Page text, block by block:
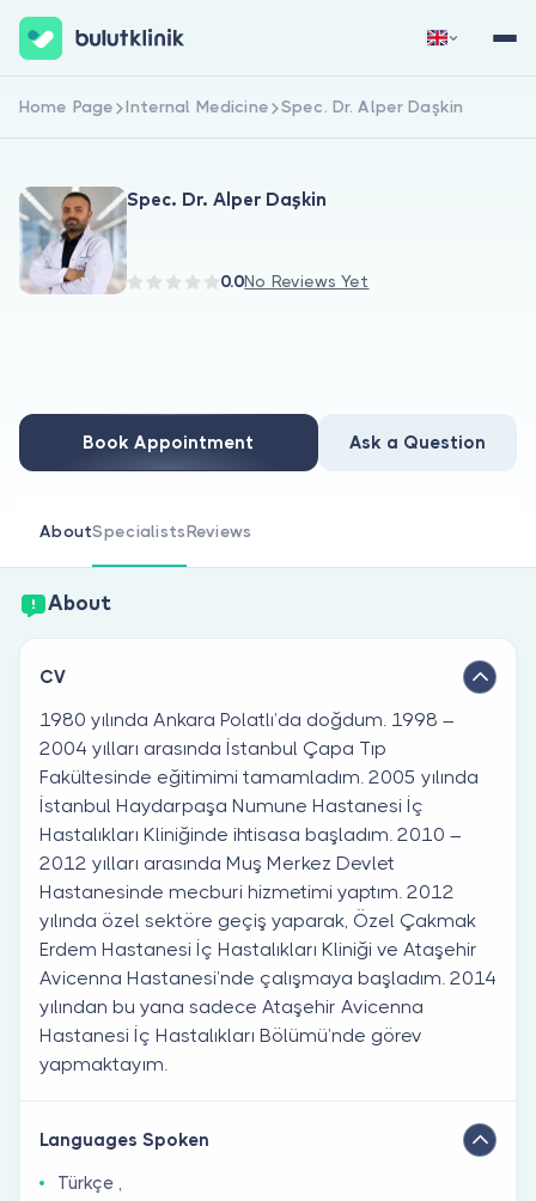
For Doctors
Are you a doctor?
Sign Up Now Sign In
Home Page Internal Medicine Spec. Dr. Alper Daşkin
Spec. Dr. Alper Daşkin
0.0No Reviews Yet
Book Appointment Ask a Question
AboutSpecialistsReviews
About
CV
1980 yılında Ankara Polatlı’da doğdum. 1998 –
2004 yılları arasında İstanbul Çapa Tıp
Fakültesinde eğitimimi tamamladım. 2005 yılında
İstanbul Haydarpaşa Numune Hastanesi İç
Hastalıkları Kliniğinde ihtisasa başladım. 2010 –
2012 yılları arasında Muş Merkez Devlet
Hastanesinde mecburi hizmetimi yaptım. 2012
yılında özel sektöre geçiş yaparak, Özel Çakmak
Erdem Hastanesi İç Hastalıkları Kliniği ve Ataşehir
Avicenna Hastanesi’nde çalışmaya başladım. 2014
yılından bu yana sadece Ataşehir Avicenna
Hastanesi İç Hastalıkları Bölümü’nde görev
yapmaktayım.
Languages Spoken
Türkçe ,